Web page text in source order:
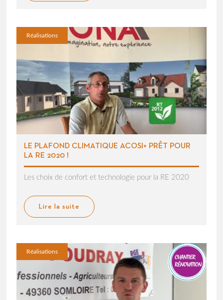
Réalisations
LE PLAFOND CLIMATIQUE ACOSI+ PRÊT POUR
LA RE 2020 !
Les choix de confort et technologie pour la RE 2020
Lire la suite
Réalisations